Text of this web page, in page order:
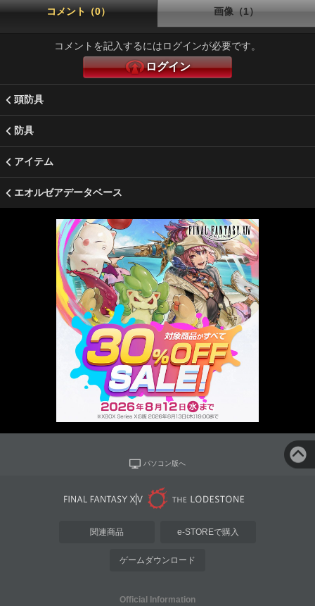
コメント（0） 画像（1）
コメントを記入するにはログインが必要です。
ログイン
頭防具
防具
アイテム
エオルゼアデータベース
パソコン版へ
関連商品 e-STOREで購入
ゲームダウンロード
Official Information